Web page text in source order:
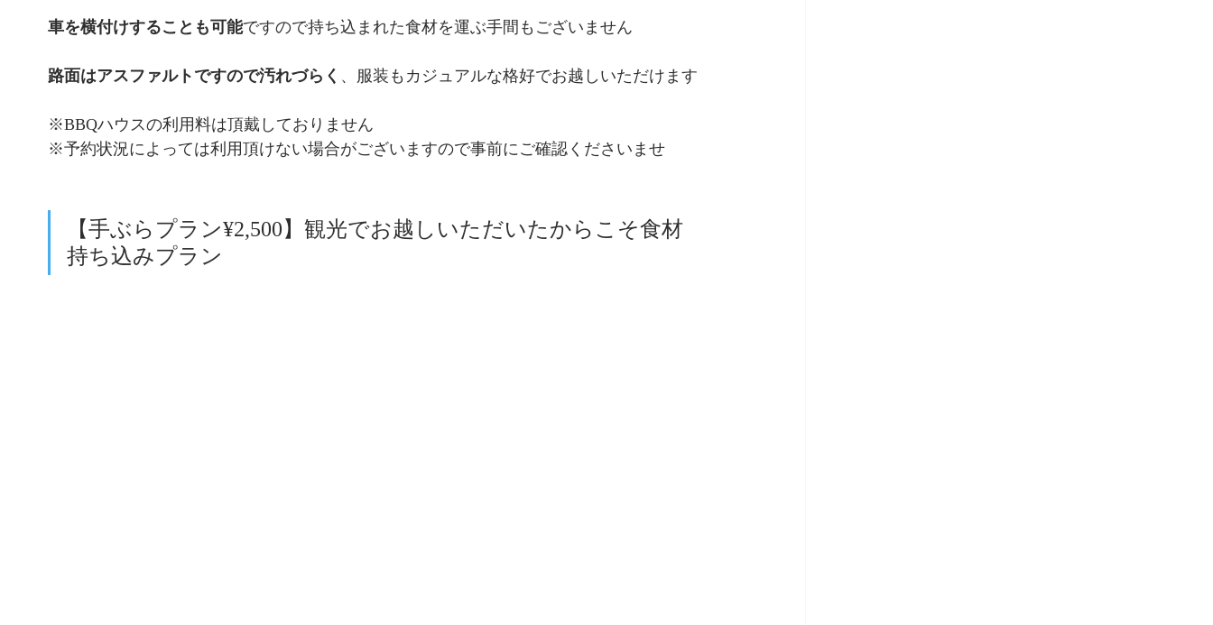
車を横付けすることも可能ですので持ち込まれた食材を運ぶ手間もございません
路面はアスファルトですので汚れづらく 、服装もカジュアルな格好でお越しいただけます
※BBQハウスの利用料は頂戴しておりません
※予約状況によっては利用頂けない場合がございますので事前にご確認くださいませ
【手ぶらプラン¥2,500】観光でお越しいただいたからこそ食材
持ち込みプラン